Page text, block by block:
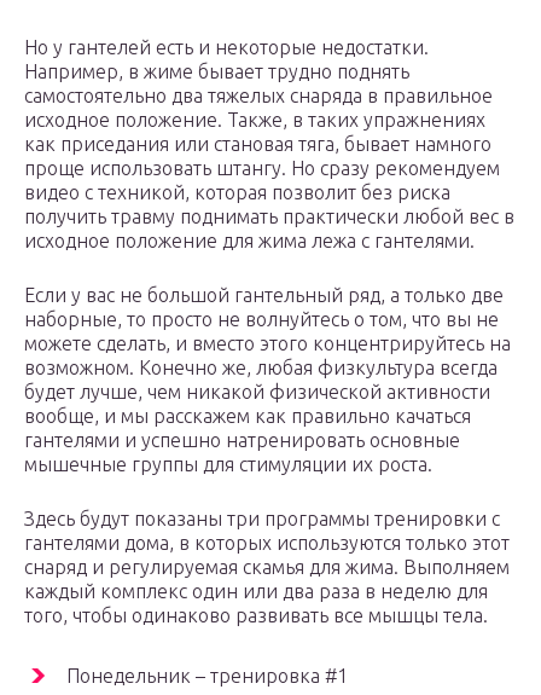
Но у гантелей есть и некоторые недостатки.
Например, в жиме бывает трудно поднять
самостоятельно два тяжелых снаряда в правильное
исходное положение. Также, в таких упражнениях
как приседания или становая тяга, бывает намного
проще использовать штангу. Но сразу рекомендуем
видео с техникой, которая позволит без риска
получить травму поднимать практически любой вес в
исходное положение для жима лежа с гантелями.
Если у вас не большой гантельный ряд, а только две
наборные, то просто не волнуйтесь о том, что вы не
можете сделать, и вместо этого концентрируйтесь на
возможном. Конечно же, любая физкультура всегда
будет лучше, чем никакой физической активности
вообще, и мы расскажем как правильно качаться
гантелями и успешно натренировать основные
мышечные группы для стимуляции их роста.
Здесь будут показаны три программы тренировки с
гантелями дома, в которых используются только этот
снаряд и регулируемая скамья для жима. Выполняем
каждый комплекс один или два раза в неделю для
того, чтобы одинаково развивать все мышцы тела.
Понедельник – тренировка #1